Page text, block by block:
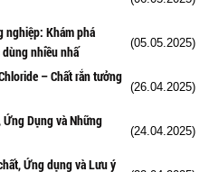
nghiệp: Khám phá
nhiều nhấ
(05.05.2025)
– Chất rắn tưởng
(26.04.2025)
Dụng và Những
(24.04.2025)
Ứng dụng và Lưu ý